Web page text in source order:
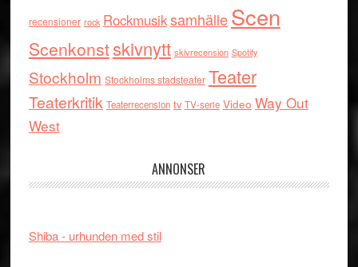
recensioner rock RockmusiksamhälleScen
Scenkonstskivnytt skivrecension Spotify
Stockholm Stockholms stadsteater Teater
Teaterkritik Teaterrecension tv TV-serie Video Way Out
West
ANNONSER
Shiba - urhunden med stil